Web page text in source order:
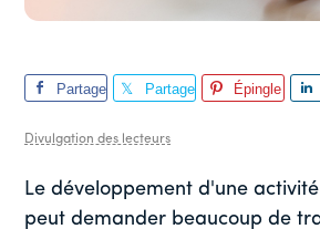
Partage
Partage
Épingle
Divulgation des lecteurs
Le développement d'une
peut demander beaucoup de